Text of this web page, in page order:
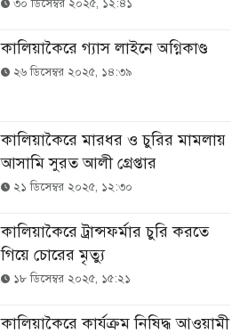
৩০ ডিসেম্বর ২০২৫, ১২:৪১
কালিয়াকৈরে গ্যাস লাইনে অগ্নিকাণ্ড
২৬ ডিসেম্বর ২০২৫, ১৪:৩৯
কালিয়াকৈরে মারধর ও চুরির মামলায়
আসামি সুরত আলী গ্রেপ্তার
২১ ডিসেম্বর ২০২৫, ১২:৩০
কালিয়াকৈরে ট্রান্সফর্মার চুরি করতে
গিয়ে চোরের মৃত্যু
১৮ ডিসেম্বর ২০২৫, ১৫:২১
কালিয়াকৈরে কার্যক্রম নিষিদ্ধ আওয়ামী